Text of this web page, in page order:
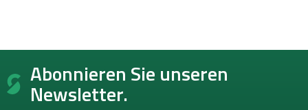
F
ß Abonnieren Sie unseren
Newsletter.